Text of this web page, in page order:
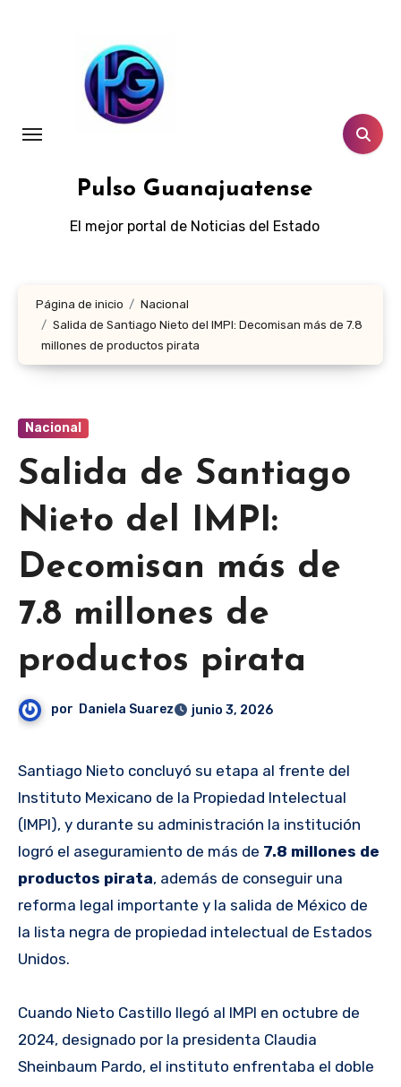
Pulso Guanajuatense
El mejor portal de Noticias del Estado
Página de inicio
Nacional
Salida de Santiago Nieto del IMPI: Decomisan más de 7.8
millones de productos pirata
Nacional
Salida de Santiago
Nieto del IMPI:
Decomisan más de
7.8 millones de
productos pirata
por Daniela Suarez junio 3, 2026
Santiago Nieto concluyó su etapa al frente del
Instituto Mexicano de la Propiedad Intelectual
(IMPI), y durante su administración la institución
logró el aseguramiento de más de 7.8 millones de
productos pirata, además de conseguir una
reforma legal importante y la salida de México de
la lista negra de propiedad intelectual de Estados
Unidos.
Cuando Nieto Castillo llegó al IMPI en octubre de
2024, designado por la presidenta Claudia
Sheinbaum Pardo, el instituto enfrentaba el doble